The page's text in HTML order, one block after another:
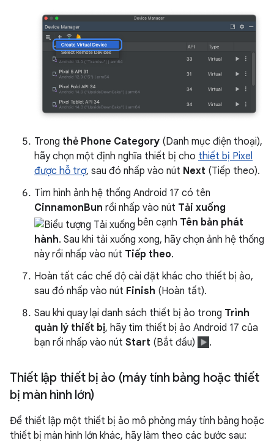
Trong thẻ Phone Category (Danh mục điện thoại),
hãy chọn một định nghĩa thiết bị cho thiết bị Pixel
được hỗ trợ, sau đó nhấp vào nút Next (Tiếp theo).
Tìm hình ảnh hệ thống Android 17 có tên
CinnamonBun rồi nhấp vào nút Tải xuống
bên cạnh Tên bản phát
hành. Sau khi tải xuống xong, hãy chọn ảnh hệ thống
này rồi nhấp vào nút Tiếp theo.
Hoàn tất các chế độ cài đặt khác cho thiết bị ảo,
sau đó nhấp vào nút Finish (Hoàn tất).
Sau khi quay lại danh sách thiết bị ảo trong Trình
quản lý thiết bị, hãy tìm thiết bị ảo Android 17 của
bạn rồi nhấp vào nút Start (Bắt đầu) .
Thiết lập thiết bị ảo (máy tính bảng hoặc thiết
bị màn hình lớn)
Để thiết lập một thiết bị ảo mô phỏng máy tính bảng hoặc
thiết bị màn hình lớn khác, hãy làm theo các bước sau: